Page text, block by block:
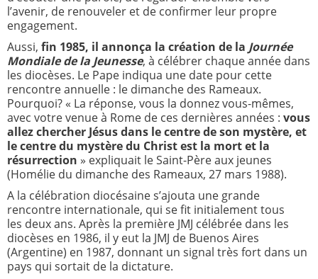
l’avenir, de renouveler et de confirmer leur propre
engagement.
Aussi, fin 1985, il annonça la création de la Journée
Mondiale de la Jeunesse, à célébrer chaque année dans
les diocèses. Le Pape indiqua une date pour cette
rencontre annuelle : le dimanche des Rameaux.
Pourquoi? « La réponse, vous la donnez vous-mêmes,
avec votre venue à Rome de ces dernières années : vous
allez chercher Jésus dans le centre de son mystère, et
le centre du mystère du Christ est la mort et la
résurrection » expliquait le Saint-Père aux jeunes
(Homélie du dimanche des Rameaux, 27 mars 1988).
A la célébration diocésaine s’ajouta une grande
rencontre internationale, qui se fit initialement tous
les deux ans. Après la première JMJ célébrée dans les
diocèses en 1986, il y eut la JMJ de Buenos Aires
(Argentine) en 1987, donnant un signal très fort dans un
pays qui sortait de la dictature.